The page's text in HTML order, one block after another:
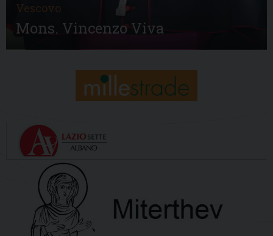
Vescovo
Mons. Vincenzo Viva